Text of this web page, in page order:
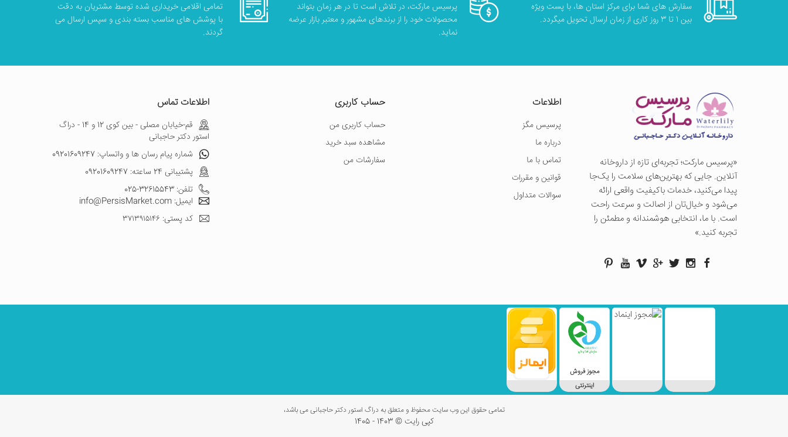
سفارش های شما برای مرکز استان ها، با پست ویژه
بین 1 تا 3 روز کاری از زمان ارسال تحویل میگردد.
پرسیس مارکت، در تلاش است تا در هر زمان بتواند
محصولات خود را از برندهای مشهور و معتبر بازار عرضه
نماید.
تمامی اقلامی خریداری شده توسط مشتریان به دقت
با پوشش های مناسب بسته بندی و سپس ارسال می
گردند.
«پرسيس ماركت؛ تجربه‌ای تازه از داروخانه
آنلاین. جایی که بهترین‌های سلامت را یک‌جا
پیدا می‌کنید، خدمات باکیفیت واقعی ارائه
می‌شود و خیال‌تان از اصالت و سرعت راحت
است. با ما، انتخابی هوشمندانه و مطمئن را
تجربه کنید.»
اطلاعات
پرسیس مگز
درباره ما
تماس با ما
قوانین و مقررات
سوالات متداول
حساب کاربری
حساب کاربری من
مشاهده سبد خرید
سفارشات من
اطلاعات تماس
قم-خیابان مصلی - بین کوی 12 و 14 - دراگ
استور دکتر حاجبانی
شماره پیام رسان ها و واتساپ: 09201609247
پشتیبانی 24 ساعته: 09201609247
تلفن: 32615543-025
ایمیل: info@PersisMarket.com
کد پستی: ۳۷۱۳۹۱۵۱۴۶
مجوز فروش
اینترنتی
تمامی حقوق این وب سایت محفوظ و متعلق به دراگ استور دکتر حاجبانی می باشد،
کپی رایت © 1403 - 1405